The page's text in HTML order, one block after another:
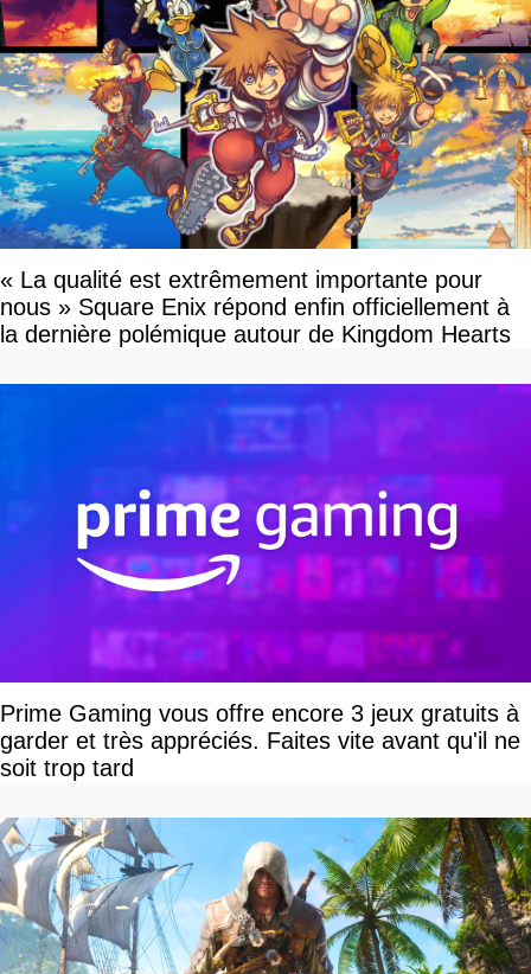
« La qualité est extrêmement importante pour
nous » Square Enix répond enfin officiellement à
la dernière polémique autour de Kingdom Hearts
Prime Gaming vous offre encore 3 jeux gratuits à
garder et très appréciés. Faites vite avant qu'il ne
soit trop tard